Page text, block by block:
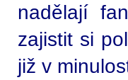
nadělají
zajistit si
již v